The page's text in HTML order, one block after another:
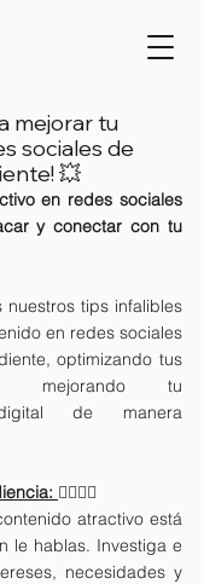
mejorar tu
sociales de
💥
en redes sociales
y conectar con tu
tips infalibles
en redes sociales
optimizando tus
mejorando tu
digital de manera
🙍‍♀️🙍‍♂️
atractivo está
le hablas. Investiga e
necesidades y